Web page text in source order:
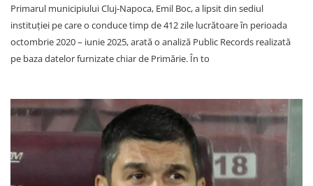
Primarul municipiului Cluj-Napoca, Emil Boc, a lipsit din sediul
instituției pe care o conduce timp de 412 zile lucrătoare în perioada
octombrie 2020 – iunie 2025, arată o analiză Public Records realizată
pe baza datelor furnizate chiar de Primărie. În to